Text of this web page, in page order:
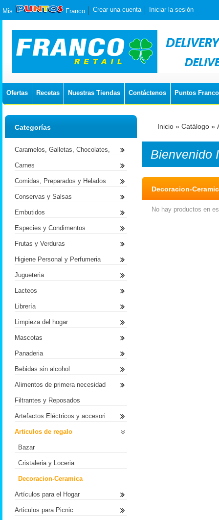
Mis Franco Crear una cuenta Iniciar la sesión
Ofertas Recetas Nuestras Tiendas Contáctenos Puntos Franco
Inicio » Catálogo »
Bienvenido
Decoracion-
No hay productos en
Categorías
Caramelos, Galletas, Chocolates,
Carnes
Comidas, Preparados y Helados
Conservas y Salsas
Embutidos
Especies y Condimentos
Frutas y Verduras
Higiene Personal y Perfumeria
Jugueteria
Lacteos
Librería
Limpieza del hogar
Mascotas
Panaderia
Bebidas sin alcohol
Alimentos de primera necesidad
Filtrantes y Reposados
Artefactos Eléctricos y accesori
Articulos de regalo
Bazar
Cristaleria y Loceria
Decoracion-Ceramica
Artículos para el Hogar
Articulos para Picnic